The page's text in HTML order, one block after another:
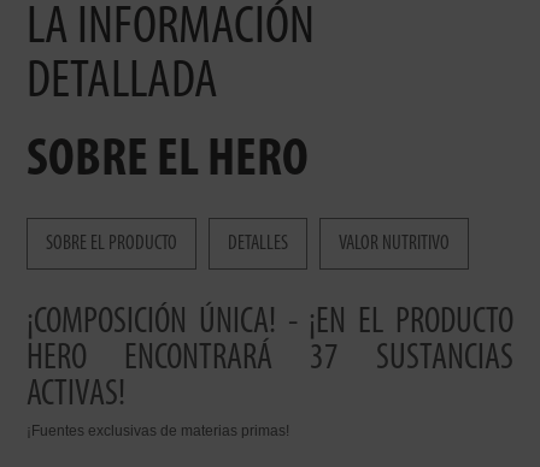
LA INFORMACIÓN
DETALLADA
SOBRE EL HERO
SOBRE EL PRODUCTO DETALLES VALOR NUTRITIVO
¡COMPOSICIÓN ÚNICA! - ¡EN EL PRODUCTO
HERO ENCONTRARÁ 37 SUSTANCIAS
ACTIVAS!
¡Fuentes exclusivas de materias primas!